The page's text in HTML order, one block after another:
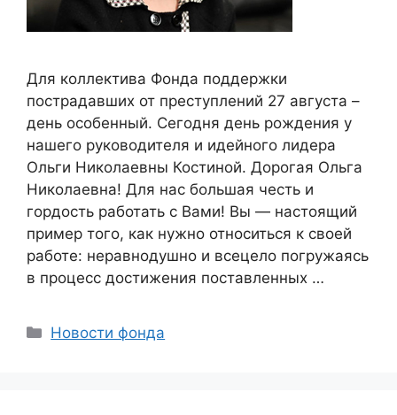
Для коллектива Фонда поддержки
пострадавших от преступлений 27 августа –
день особенный. Сегодня день рождения у
нашего руководителя и идейного лидера
Ольги Николаевны Костиной. Дорогая Ольга
Николаевна! Для нас большая честь и
гордость работать с Вами! Вы — настоящий
пример того, как нужно относиться к своей
работе: неравнодушно и всецело погружаясь
в процесс достижения поставленных …
Categories
Новости фонда